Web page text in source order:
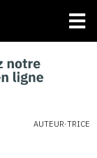
AUTEUR·TRICE